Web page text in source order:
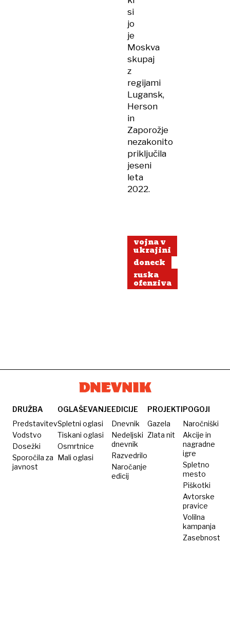
si
jo
je
Moskva
skupaj
z
regijami
Lugansk,
Herson
in
Zaporožje
nezakonito
priključila
jeseni
leta
2022.
vojna v
ukrajini
doneck
ruska
ofenziva
DRUŽBA
Predstavitev
Vodstvo
Dosežki
Sporočila za
javnost
OGLAŠEVANJE
Spletni oglasi
Tiskani oglasi
Osmrtnice
Mali oglasi
EDICIJE
Dnevnik
Nedeljski
dnevnik
Razvedrilo
Naročanje
edicij
PROJEKTI
Gazela
Zlata nit
POGOJI
Naročniški
Akcije in
nagradne
igre
Spletno
mesto
Piškotki
Avtorske
pravice
Volilna
kampanja
Zasebnost